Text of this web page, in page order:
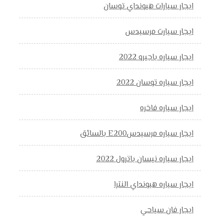
ايجار سيارات هيونداي توسان
ايجار سيارت مرسيدس
ايجار سياره باجيرو 2022
ايجار سياره توسان 2022
ايجار سياره فاخره
ايجار سياره مرسيدسE200 بالسائق
ايجار سياره نيسان باترول 2022
ايجار سياره هيونداي النترا
ايجار فان سياحي